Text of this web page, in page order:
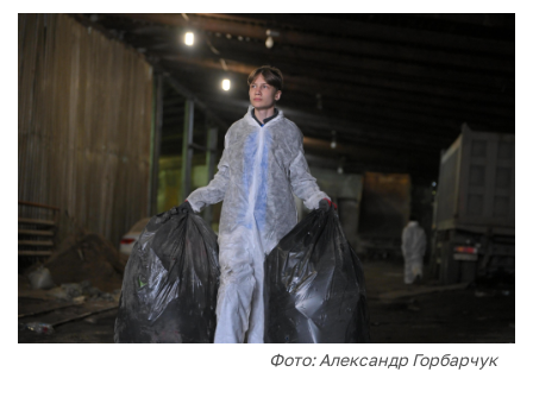
Фото: Александр Горбарчук